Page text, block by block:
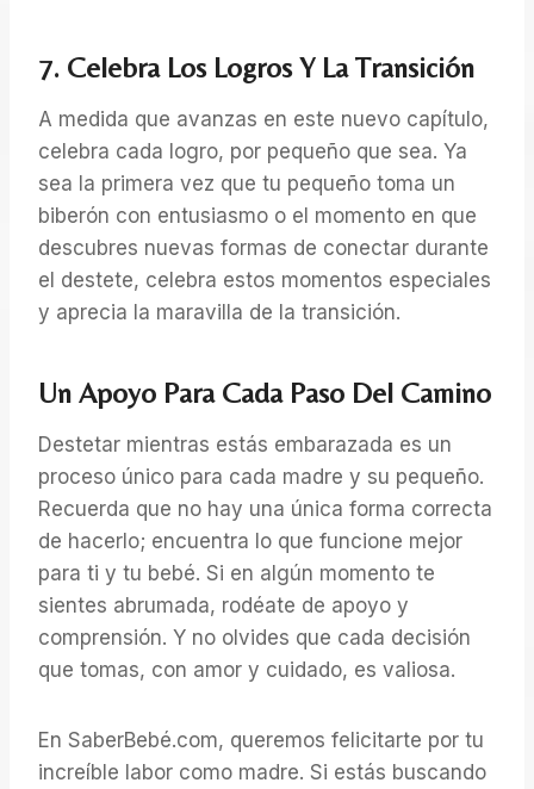
7. Celebra Los Logros Y La Transición
A medida que avanzas en este nuevo capítulo,
celebra cada logro, por pequeño que sea. Ya
sea la primera vez que tu pequeño toma un
biberón con entusiasmo o el momento en que
descubres nuevas formas de conectar durante
el destete, celebra estos momentos especiales
y aprecia la maravilla de la transición.
Un Apoyo Para Cada Paso Del Camino
Destetar mientras estás embarazada es un
proceso único para cada madre y su pequeño.
Recuerda que no hay una única forma correcta
de hacerlo; encuentra lo que funcione mejor
para ti y tu bebé. Si en algún momento te
sientes abrumada, rodéate de apoyo y
comprensión. Y no olvides que cada decisión
que tomas, con amor y cuidado, es valiosa.
En SaberBebé.com, queremos felicitarte por tu
increíble labor como madre. Si estás buscando